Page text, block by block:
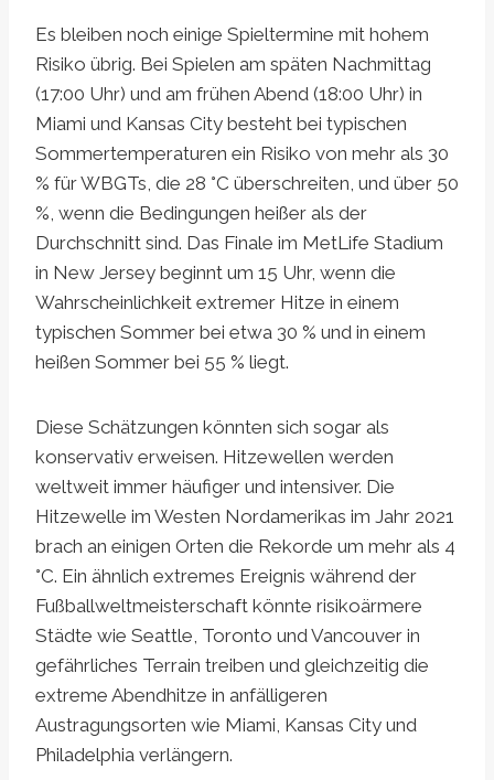
Es bleiben noch einige Spieltermine mit hohem
Risiko übrig. Bei Spielen am späten Nachmittag
(17:00 Uhr) und am frühen Abend (18:00 Uhr) in
Miami und Kansas City besteht bei typischen
Sommertemperaturen ein Risiko von mehr als 30
% für WBGTs, die 28 °C überschreiten, und über 50
%, wenn die Bedingungen heißer als der
Durchschnitt sind. Das Finale im MetLife Stadium
in New Jersey beginnt um 15 Uhr, wenn die
Wahrscheinlichkeit extremer Hitze in einem
typischen Sommer bei etwa 30 % und in einem
heißen Sommer bei 55 % liegt.
Diese Schätzungen könnten sich sogar als
konservativ erweisen. Hitzewellen werden
weltweit immer häufiger und intensiver. Die
Hitzewelle im Westen Nordamerikas im Jahr 2021
brach an einigen Orten die Rekorde um mehr als 4
°C. Ein ähnlich extremes Ereignis während der
Fußballweltmeisterschaft könnte risikoärmere
Städte wie Seattle, Toronto und Vancouver in
gefährliches Terrain treiben und gleichzeitig die
extreme Abendhitze in anfälligeren
Austragungsorten wie Miami, Kansas City und
Philadelphia verlängern.